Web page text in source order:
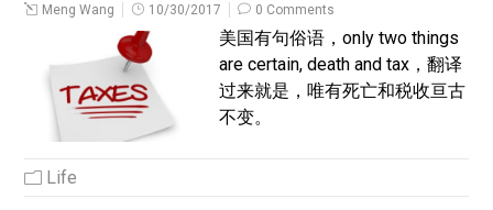
Meng Wang 10/30/2017 0 Comments
美国有句俗语，only two things
are certain, death and tax，翻译
过来就是，唯有死亡和税收亘古
不变。
Life